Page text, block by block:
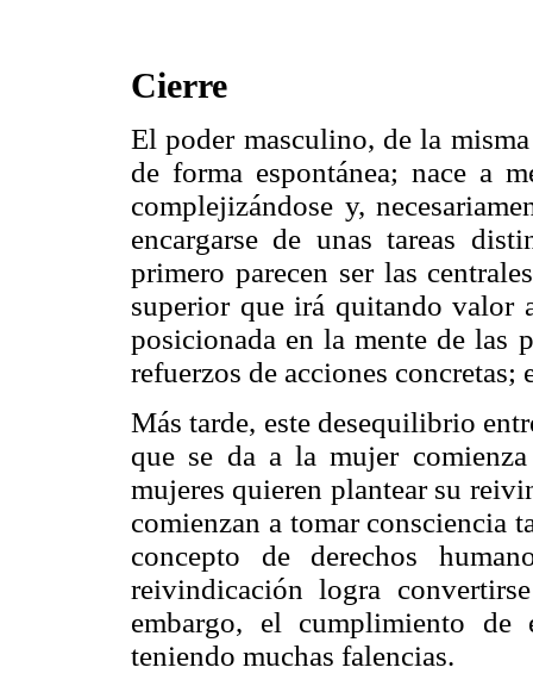
Cierre
El poder masculino, de la
de forma espontánea; nace a
complejizándose y,
encargarse de unas tareas
primero parecen ser las
superior que irá quitando valor
posicionada en la mente de las
refuerzos de acciones concretas;
Más tarde, este desequilibrio
que se da a la mujer
mujeres quieren plantear su
comienzan a tomar consciencia
concepto de derechos
reivindicación logra
embargo, el cumplimiento de
teniendo muchas falencias.